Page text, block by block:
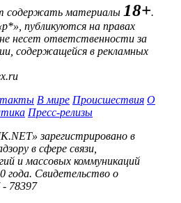
содержать материалы 18+.
публикуются на правах
несет ответственности за
содержащейся в рекламных
В мире Происшествия О
Пресс-релизы
зарегистрировано в
в сфере связи,
и массовых коммуникаций
года. Свидетельство о
78397